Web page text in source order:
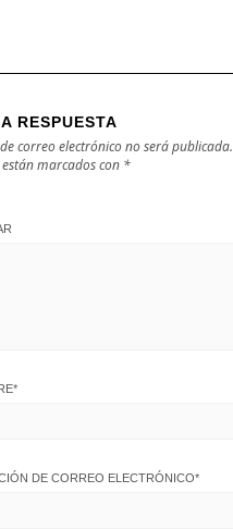
RESPUESTA
correo electrónico no será publicada.
marcados con *
*
DE CORREO ELECTRÓNICO*